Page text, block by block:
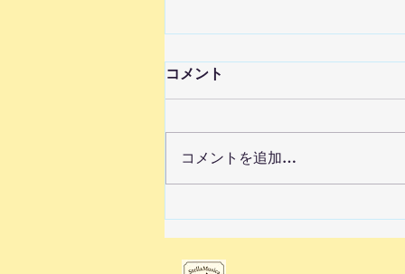
せベビマとリトミックは募集
しています。
コメント
コメントを追加…